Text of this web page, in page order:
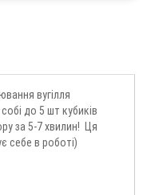
вугілля
до 5 шт кубиків
за 5-7 хвилин! Ця
себе в роботі)